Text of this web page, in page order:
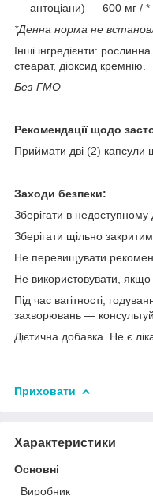
антоціани) — 600 мг / *
*Денна норма не
Інші інгредієнти:
стеарат, діоксид кремнію.
Без ГМО
Рекомендації щодо
Приймати дві (2) капсули
Заходи безпеки:
Зберігати в недоступному
Зберігати щільно
Не перевищувати
Не використовувати,
Під час вагітності,
захворювань —
Дієтична добавка. Не є
Приховати
Характеристики
Основні
Виробник